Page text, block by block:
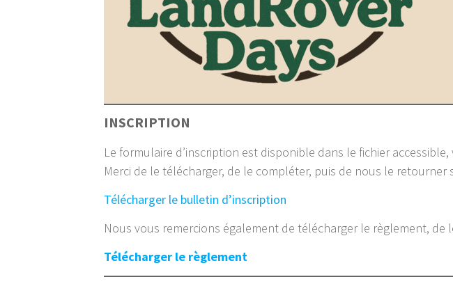
INSCRIPTION
Le formulaire d’inscription est disponible dans le fichier accessible,
Merci de le télécharger, de le compléter, puis de nous le
Télécharger le bulletin d’inscription
Nous vous remercions également de télécharger le règlement,
Télécharger le règlement